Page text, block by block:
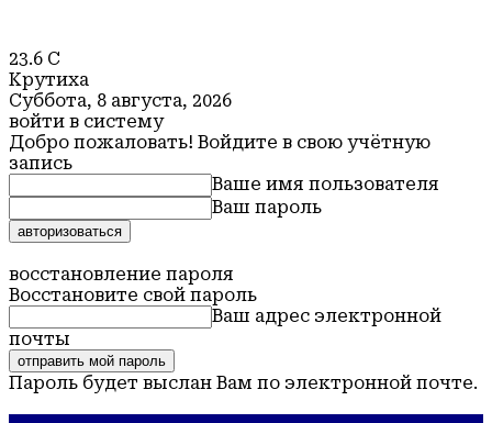
23.6 C
Крутиха
Суббота, 8 августа, 2026
войти в систему
Добро пожаловать! Войдите в свою учётную
запись
Ваше имя пользователя
Ваш пароль
восстановление пароля
Восстановите свой пароль
Ваш адрес электронной
почты
Пароль будет выслан Вам по электронной почте.